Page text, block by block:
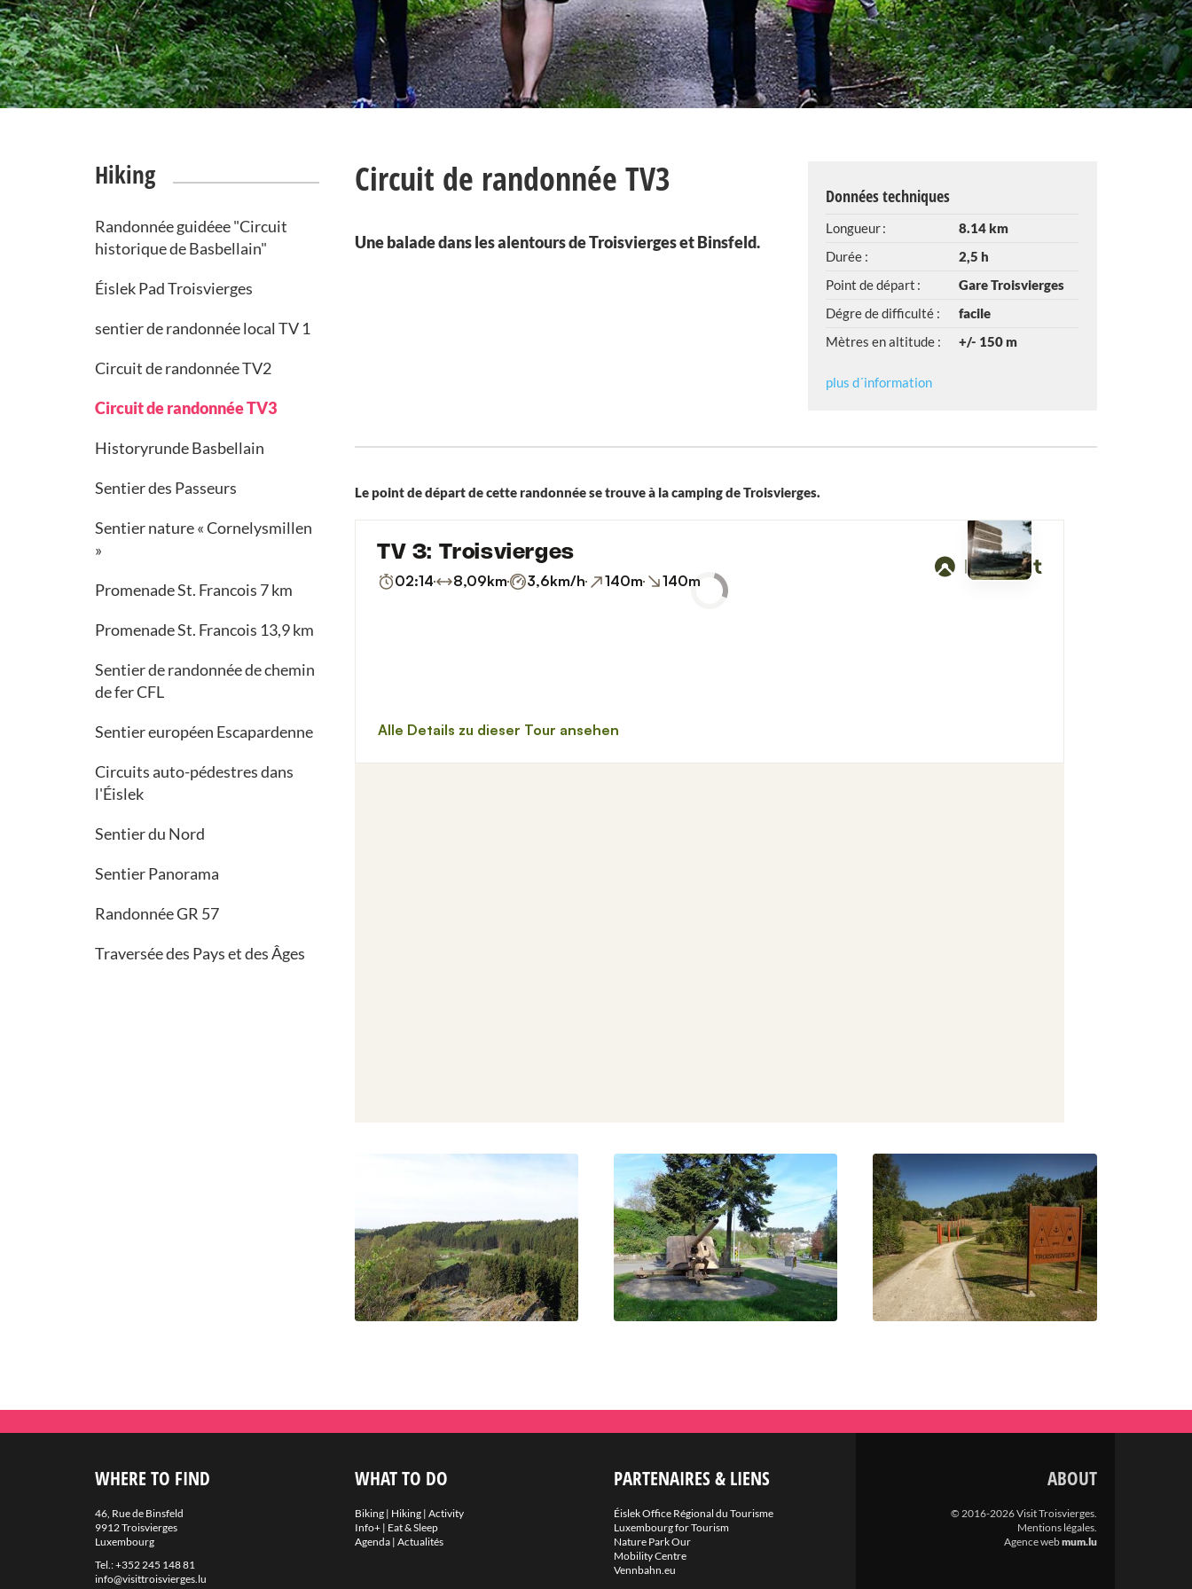
Hiking
Randonnée guidéee "Circuit
historique de Basbellain"
Éislek Pad Troisvierges
sentier de randonnée local TV 1
Circuit de randonnée TV2
Circuit de randonnée TV3
Historyrunde Basbellain
Sentier des Passeurs
Sentier nature « Cornelysmillen
»
Promenade St. Francois 7 km
Promenade St. Francois 13,9 km
Sentier de randonnée de chemin
de fer CFL
Sentier européen Escapardenne
Circuits auto-pédestres dans
l'Éislek
Sentier du Nord
Sentier Panorama
Randonnée GR 57
Traversée des Pays et des Âges
Circuit de randonnée TV3
Une balade dans les alentours de Troisvierges et Binsfeld.
Données techniques
Longueur :
8.14 km
Durée :
2,5 h
Point de départ :
Gare Troisvierges
Dégre de difficulté :
facile
Mètres en altitude :
+/- 150 m
plus d´information
Le point de départ de cette randonnée se trouve à la camping de Troisvierges.
WHERE TO FIND
46, Rue de Binsfeld
9912 Troisvierges
Luxembourg
Tel.:+352 245 148 81
info@visittroisvierges.lu
WHAT TO DO
Biking| Hiking| Activity
Info+| Eat & Sleep
Agenda| Actualités
PARTENAIRES & LIENS
Éislek Office Régional du Tourisme
Luxembourg for Tourism
Nature Park Our
Mobility Centre
Vennbahn.eu
ABOUT
© 2016-2026 Visit Troisvierges.
Mentions légales.
Agence webmum.lu